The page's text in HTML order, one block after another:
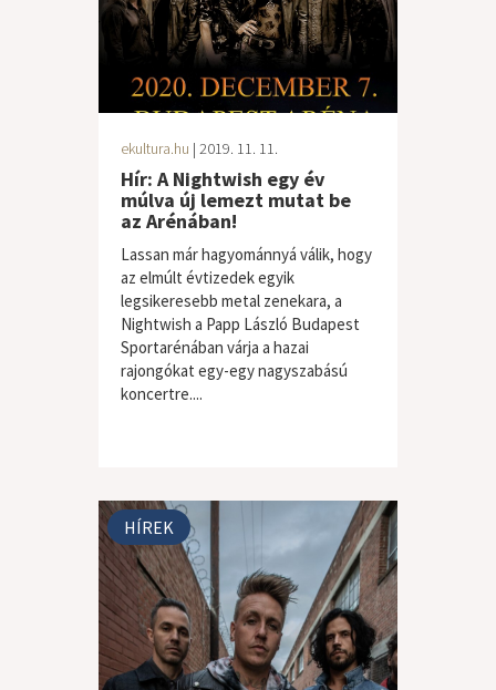
ekultura.hu | 2019. 11. 11.
Hír: A Nightwish egy év
múlva új lemezt mutat be
az Arénában!
Lassan már hagyománnyá válik, hogy
az elmúlt évtizedek egyik
legsikeresebb metal zenekara, a
Nightwish a Papp László Budapest
Sportarénában várja a hazai
rajongókat egy-egy nagyszabású
koncertre....
HÍREK